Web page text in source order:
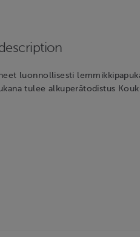
luonnollisesti
tulee alkuperätodistus